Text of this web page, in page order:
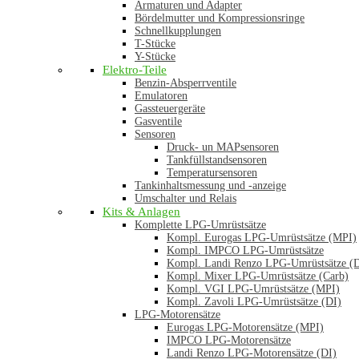
Armaturen und Adapter
Bördelmutter und Kompressionsringe
Schnellkupplungen
T-Stücke
Y-Stücke
Elektro-Teile
Benzin-Absperrventile
Emulatoren
Gassteuergeräte
Gasventile
Sensoren
Druck- un MAPsensoren
Tankfüllstandsensoren
Temperatursensoren
Tankinhaltsmessung und -anzeige
Umschalter und Relais
Kits & Anlagen
Komplette LPG-Umrüstsätze
Kompl. Eurogas LPG-Umrüstsätze (MPI)
Kompl. IMPCO LPG-Umrüstsätze
Kompl. Landi Renzo LPG-Umrüstsätze
Kompl. Mixer LPG-Umrüstsätze (Carb)
Kompl. VGI LPG-Umrüstsätze (MPI)
Kompl. Zavoli LPG-Umrüstsätze (DI)
LPG-Motorensätze
Eurogas LPG-Motorensätze (MPI)
IMPCO LPG-Motorensätze
Landi Renzo LPG-Motorensätze (DI)